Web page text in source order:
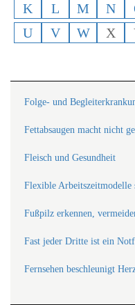
K
L M N
U
V W X
Folge- und
Fettabsaugen macht nicht
Fleisch und Gesundheit
Flexible
Fußpilz erkennen,
Fast jeder Dritte ist ein
Fernsehen beschleunigt